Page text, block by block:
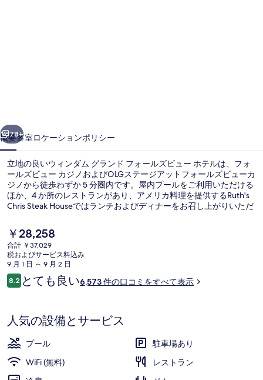
ン
ド
フ
ォ
ー
ル
ズ
ビ
ュ
ホ
テ
ル
次へ
78+
概要客室ロケーションポリシー
立地の良いウィンダム グランド フォールズビュー ホテルは、フォ
ールズビュー カジノおよびOLGステージアットフォールズビューカ
ジノから徒歩わずか 5 分圏内です。屋内プールをご利用いただける
ほか、4 か所のレストランがあり、アメリカ料理を提供するRuth's
Chris Steak Houseではランチおよびディナーをお召し上がりいただ
ンベンションセンターは徒歩 15 分圏内にあります。旅行者は親切
なスタッフやロケーションを評価しています。
現
在
の
料
金
は
す
￥28,258
合計 ￥37,029
税およびサービス料込み
9 月 1 日 ～ 9 月 2 日
口
コ
8.210段階中8.2
とても良い6,573 件の口コミをすべて表示
人気の設備とサービス
プール
駐車場あり
WiFi (無料)
レストラン